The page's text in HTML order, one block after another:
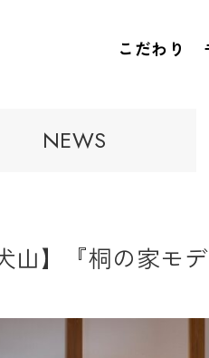
こだわり
NEWS
】『桐の家モデ